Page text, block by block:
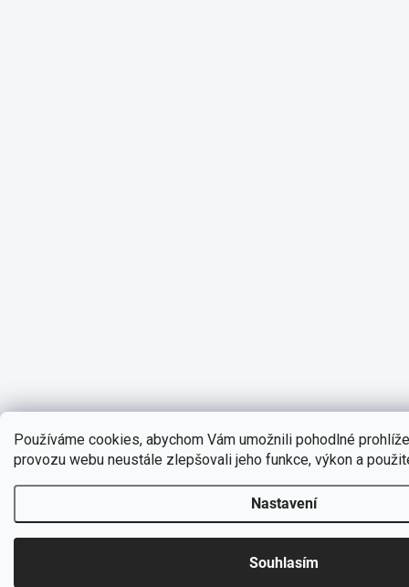
Používáme cookies, abychom Vám umožnili pohodlné
provozu webu neustále zlepšovali jeho funkce, výkon a
Nastavení
Souhlasím
Doprava zdarma od 1799,- (do 30 kg)